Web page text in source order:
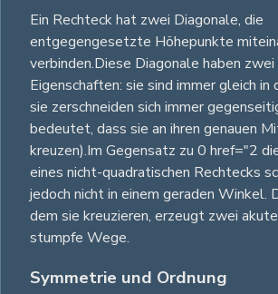
Ein Rechteck hat zwei Diagonale, die
entgegengesetzte Höhepunkte
verbinden.Diese Diagonale haben
Eigenschaften: sie sind immer gleich in
sie zerschneiden sich immer
bedeutet, dass sie an ihren genauen
kreuzen).Im Gegensatz zu 0 href="2
eines nicht-quadratischen Rechtecks
jedoch nicht in einem geraden Winkel.
dem sie kreuzieren, erzeugt zwei
stumpfe Wege.
Symmetrie und Ordnung